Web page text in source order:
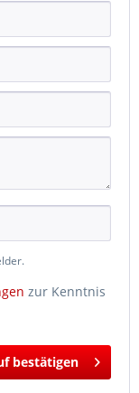
zur Kenntnis
bestätigen